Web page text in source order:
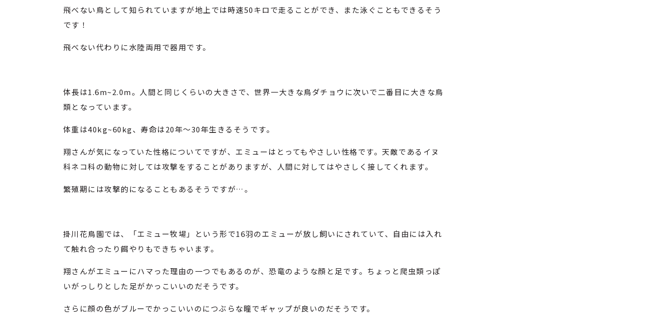
飛べない鳥として知られていますが地上では時速50キロで走ることができ、また泳ぐこともできるそう
です！
飛べない代わりに水陸両用で器用です。
体長は1.6m~2.0m。人間と同じくらいの大きさで、世界一大きな鳥ダチョウに次いで二番目に大きな鳥
類となっています。
体重は40kg~60kg、寿命は20年～30年生きるそうです。
翔さんが気になっていた性格についてですが、エミューはとってもやさしい性格です。天敵であるイヌ
科ネコ科の動物に対しては攻撃をすることがありますが、人間に対してはやさしく接してくれます。
繁殖期には攻撃的になることもあるそうですが…。
掛川花鳥園では、「エミュー牧場」という形で16羽のエミューが放し飼いにされていて、自由には入れ
て触れ合ったり餌やりもできちゃいます。
翔さんがエミューにハマった理由の一つでもあるのが、恐竜のような顔と足です。ちょっと爬虫類っぽ
いがっしりとした足がかっこいいのだそうです。
さらに顔の色がブルーでかっこいいのにつぶらな瞳でギャップが良いのだそうです。